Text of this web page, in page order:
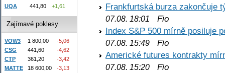
Frankfurtská burza zakončuje
07.08. 18:01
Fio
Index S&P 500 mírně posiluje
07.08. 15:49 Fio
Americké futures kontrakty
07.08. 15:20 Fio
UQA
441,80 +1,61
Zajímavé poklesy
VOW3 1 800,00
-5,06
CSG
441,60
-4,62
CTP
361,20
-3,42
MATTE
18 600,00
-3,13